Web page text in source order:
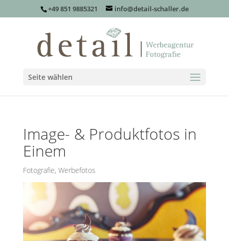
+49 851 9885321 info@detail-schaller.de
Seite wählen
Image- & Produktfotos in
Einem
Fotografie, Werbefotos